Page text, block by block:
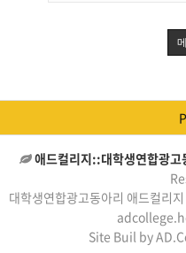
애드컬리지::대학생연합광고
대학생연합광고동아리 애드컬리
Site Buil by